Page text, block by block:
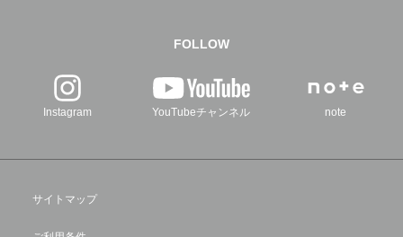
FOLLOW
Instagram YouTubeチャンネル note
サイトマップ